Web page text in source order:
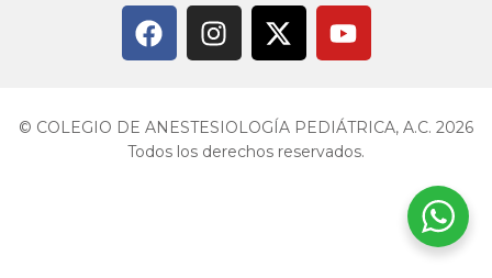
© COLEGIO DE ANESTESIOLOGÍA PEDIÁTRICA, A.C. 2026
Todos los derechos reservados.